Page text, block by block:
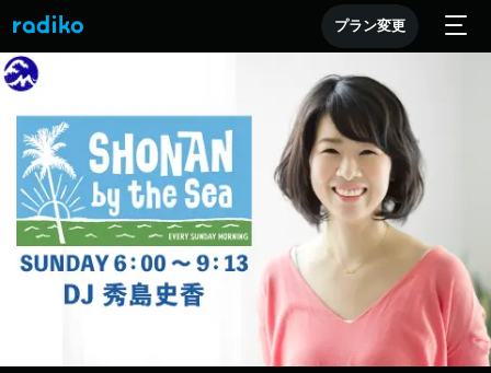
プラン変更